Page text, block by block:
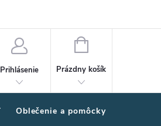
Prihlásenie
NÁKUPNÝ
Prázdny košík
Oblečenie a pomôcky